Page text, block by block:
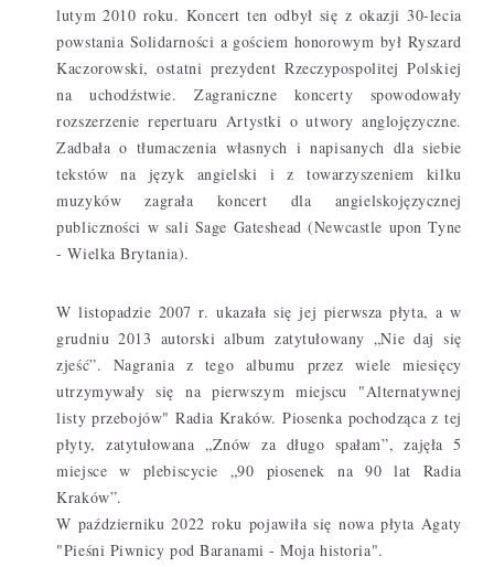
lutym 2010 roku. Koncert ten odbył się z okazji 30-lecia
powstania Solidarności a gościem honorowym był Ryszard
Kaczorowski, ostatni prezydent Rzeczypospolitej Polskiej
na uchodźstwie. Zagraniczne koncerty spowodowały
rozszerzenie repertuaru Artystki o utwory anglojęzyczne.
Zadbała o tłumaczenia własnych i napisanych dla siebie
tekstów na język angielski i z towarzyszeniem kilku
muzyków zagrała koncert dla angielskojęzycznej
publiczności w sali Sage Gateshead (Newcastle upon Tyne
- Wielka Brytania).
W listopadzie 2007 r. ukazała się jej pierwsza płyta, a w
grudniu 2013 autorski album zatytułowany „Nie daj się
zjeść”. Nagrania z tego albumu przez wiele miesięcy
utrzymywały się na pierwszym miejscu "Alternatywnej
listy przebojów" Radia Kraków. Piosenka pochodząca z tej
płyty, zatytułowana „Znów za długo spałam”, zajęła 5
miejsce w plebiscycie „90 piosenek na 90 lat Radia
Kraków”.
W październiku 2022 roku pojawiła się nowa płyta Agaty
"Pieśni Piwnicy pod Baranami - Moja historia".